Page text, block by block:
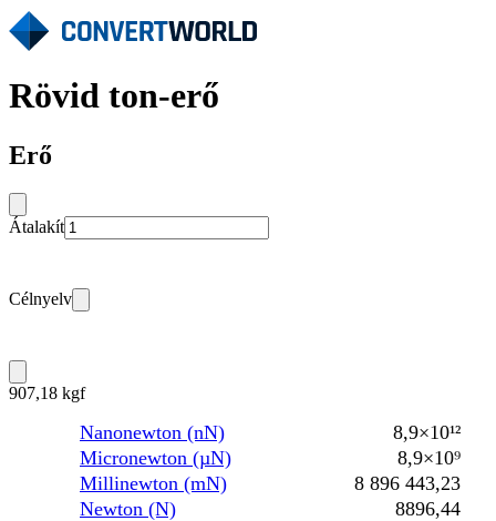
Rövid ton-erő
Erő
Átalakít
Célnyelv
907,18 kgf
Nanonewton (nN)
8,9×10¹²
Micronewton (µN)
8,9×10⁹
Millinewton (mN)
8 896 443,23
Newton (N)
8896,44